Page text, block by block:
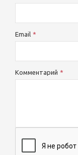
Email
Комментарий